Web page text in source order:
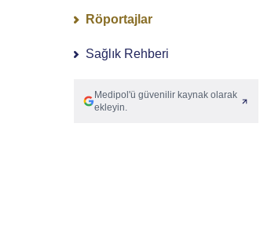
Röportajlar
Sağlık Rehberi
Medipol'ü güvenilir kaynak olarak
ekleyin.